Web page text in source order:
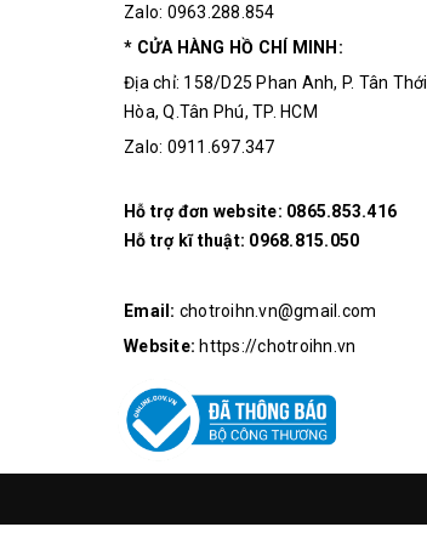
Zalo: 0963.288.854
* CỬA HÀNG HỒ CHÍ MINH:
Địa chỉ: 158/D25 Phan Anh, P. Tân Thới
Hòa, Q.Tân Phú, TP. HCM
Zalo: 0911.697.347
Hỗ trợ đơn website: 0865.853.416
Hỗ trợ kĩ thuật: 0968.815.050
Email: chotroihn.vn@gmail.com
Website: https://chotroihn.vn